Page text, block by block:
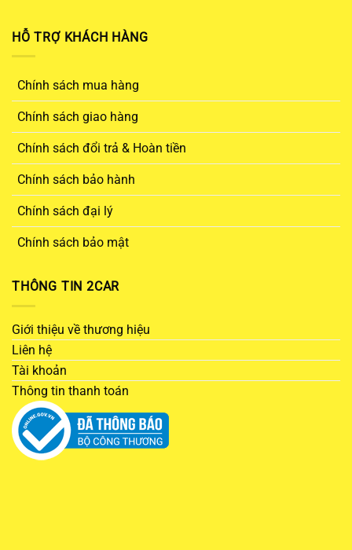
HỖ TRỢ KHÁCH HÀNG
Chính sách mua hàng
Chính sách giao hàng
Chính sách đổi trả & Hoàn tiền
Chính sách bảo hành
Chính sách đại lý
Chính sách bảo mật
THÔNG TIN 2CAR
Giới thiệu về thương hiệu
Liên hệ
Tài khoản
Thông tin thanh toán